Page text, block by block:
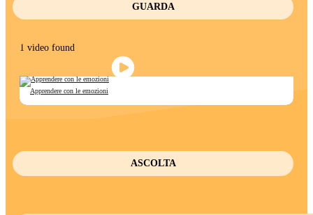
GUARDA
1 video found
Apprendere con le emozioni
ASCOLTA